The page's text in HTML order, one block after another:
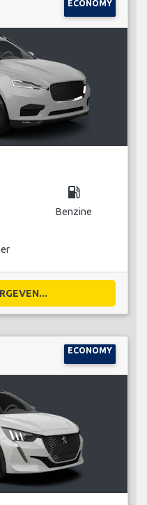
ECONOMY
local_gas_station
Benzine
ECONOMY